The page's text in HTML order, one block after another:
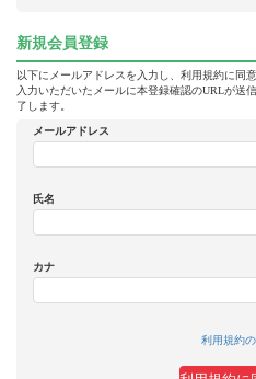
新規会員登録
以下にメールアドレスを入力し、利用規約に同
入力いただいたメールに本登録確認のURLが送
了します。
メールアドレス
氏名
カナ
利用規約